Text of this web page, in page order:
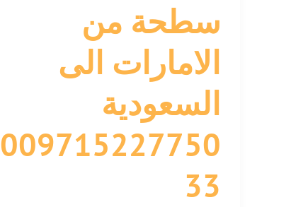
سطحة من
الامارات الى
السعودية
009715227750
33